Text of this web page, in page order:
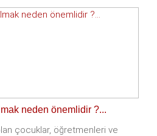
neden önemlidir ?...
çocuklar, öğretmenleri ve